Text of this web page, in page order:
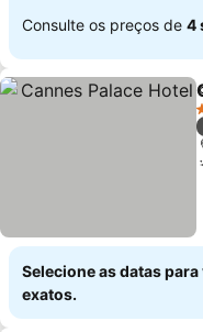
Consulte os preços de 4
Selecione as datas
exatos.